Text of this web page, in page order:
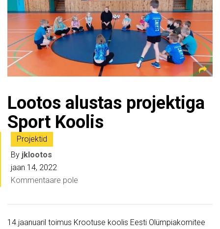
Lootos alustas projektiga
Sport Koolis
Projektid
By jklootos
jaan 14, 2022
Kommentaare pole
14.jaanuaril toimus Krootuse koolis Eesti Olümpiakomitee